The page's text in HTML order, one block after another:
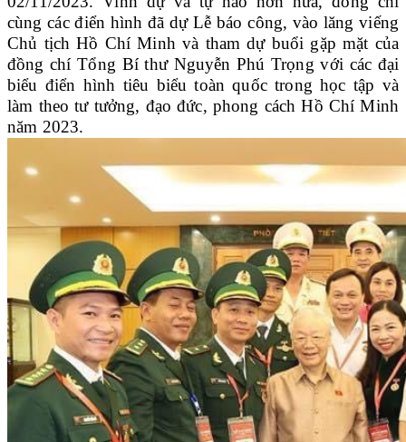
cùng các điển hình đã dự Lễ báo công, vào lăng viếng
Chủ tịch Hồ Chí Minh và tham dự buổi gặp mặt của
đồng chí Tổng Bí thư Nguyễn Phú Trọng với các đại
biểu điển hình tiêu biểu toàn quốc trong học tập và
làm theo tư tưởng, đạo đức, phong cách Hồ Chí Minh
năm 2023.